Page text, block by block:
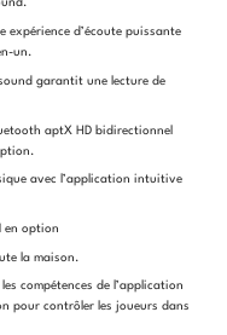
expérience d’écoute puissante
un.
garantit une lecture de
aptX HD bidirectionnel
avec l’application intuitive
en option
la maison.
compétences de l’application
pour contrôler les joueurs dans